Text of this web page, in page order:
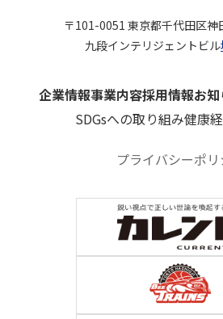
〒101-0051 東京都千代田区
九段インテリジェントビル
企業情報事業内容採用情報お
SDGsへの取り組み健康
プライバシーポリ